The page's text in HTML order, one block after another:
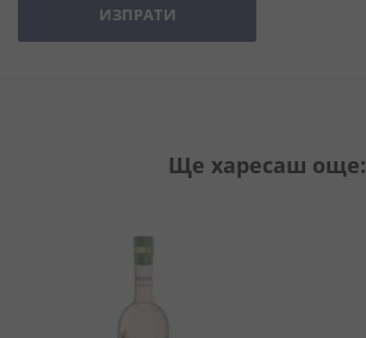
ИЗПРАТИ
Ще харесаш още: